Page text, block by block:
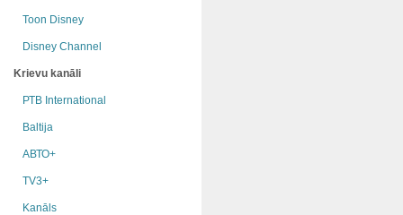
Toon Disney
Disney Channel
Krievu kanāli
РТB International
Baltija
АВТО+
TV3+
Kanāls